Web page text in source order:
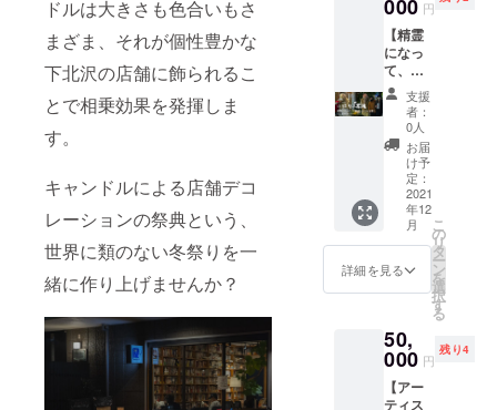
ドルは大きさも色合いもさ
まざま、それが個性豊かな
下北沢の店舗に飾られるこ
とで相乗効果を発揮しま
す。
キャンドルによる店舗デコ
レーションの祭典という、
世界に類のない冬祭りを一
緒に作り上げませんか？
くらい
まで ＊
グルー
プでの
参加の
場合は
それぞ
れお申
し込み
くださ
い。 備
考欄よ
りグ
ループ
参加の
旨お伝
えくだ
椅子で
闊歩す
る下北
沢在住
の矢崎
与志子
さん。
そんな
矢崎さ
んと歩
く下北
沢は、
今の下
北沢も
違って
みえて
くる！
り混
じっ
た、
〝今〟
の下北
一希
望・第
二希望
までご
記入く
ださ
い。 ロ
ゴデー
タを使
用した
い場合
は、備
考欄に
くださ
い。連
アドレ
スまで
ご連絡
差し上
ので、
お早め
に！
■cafe
Stay
Happy(
オーガ
ニック&
こたつ
カフェ)
ドリン
クオー
ダーの
方に自
ケーキ
を1つご
提供。1
で。 ■
カレー
の店八
月 お一
化する
下北沢
の景色
を収め
た写真
集で
す。 全
254ペー
ジ。 炎
の力に
思いを
馳せな
がら。
小径の
沢の変
遷も同
時に感
じるこ
お届け
しま
す！下
北沢に
足を運
ぶのが
難しい
人も、
自宅を
小径の
ノエル
会場に
して、
いつも
より
リスマ
スをす
みませ
000 円
【精霊
になっ
て、ノ
エルを
一番楽
しん
じゃお
う権】
小径の
ノエル
の人気
者、ノ
エルの
精霊に
なっ
歩しま
せん
か？ 毎
年、思
支援
者：
0人
お届
け予
定：
2021
年12
月
詳細を見る
こ
の
リ
タ
ー
ン
を
選
択
す
る
50,
000 円
残り4
【アー
ティス